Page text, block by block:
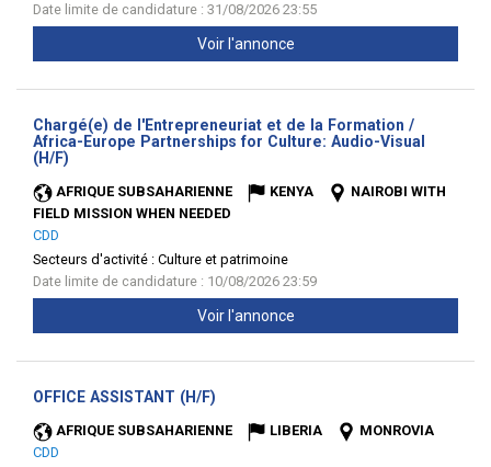
Date limite de candidature : 31/08/2026 23:55
Voir l'annonce
Chargé(e) de l'Entrepreneuriat et de la Formation /
Africa-Europe Partnerships for Culture: Audio-Visual
(H/F)
AFRIQUE SUBSAHARIENNE KENYA
NAIROBI WITH
FIELD MISSION WHEN NEEDED
CDD
Secteurs d'activité : Culture et patrimoine
Date limite de candidature : 10/08/2026 23:59
Voir l'annonce
OFFICE ASSISTANT (H/F)
AFRIQUE SUBSAHARIENNE LIBERIA
MONROVIA
CDD